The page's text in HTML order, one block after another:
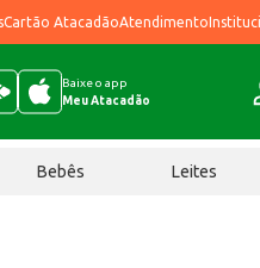
Cartão AtacadãoAtendimento
Baixe o app
Meu Atacadão
Bebês Leites